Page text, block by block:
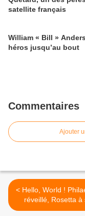
satellite français
William « Bill »
héros jusqu’au bout
Commentaires
Ajouter
< Hello, World ! Philae s’est
réveillé, Rosetta à
chevet